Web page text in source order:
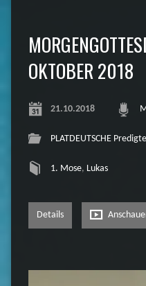
OKTOBER 2018
21.10.2018
PLATDEUTSCHE
1. Mose, Lukas
Details